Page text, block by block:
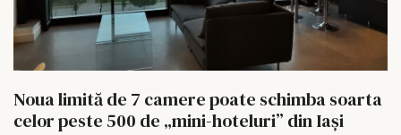
Noua limită de 7 camere poate schimba soarta
celor peste 500 de „mini-hoteluri” din Iași